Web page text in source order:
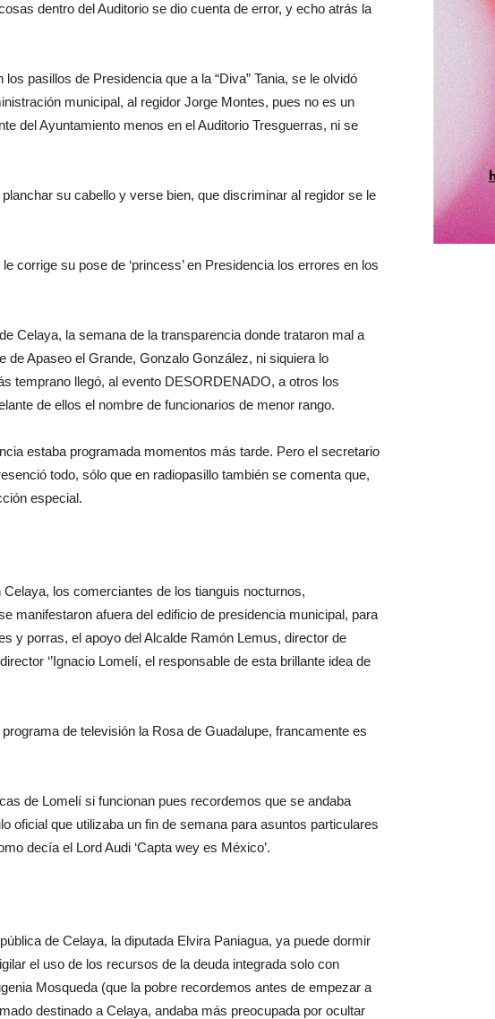
dentro del Auditorio se dio cuenta de error, y echo atrás la
pasillos de Presidencia que a la “Diva” Tania, se le olvidó
municipal, al regidor Jorge Montes, pues no es un
del Ayuntamiento menos en el Auditorio Tresguerras, ni se
su cabello y verse bien, que discriminar al regidor se le
corrige su pose de ‘princess’ en Presidencia los errores en los
Celaya, la semana de la transparencia donde trataron mal a
de Apaseo el Grande, Gonzalo González, ni siquiera lo
temprano llegó, al evento DESORDENADO, a otros los
de ellos el nombre de funcionarios de menor rango.
estaba programada momentos más tarde. Pero el secretario
todo, sólo que en radiopasillo también se comenta que,
especial.
los comerciantes de los tianguis nocturnos,
manifestaron afuera del edificio de presidencia municipal, para
y porras, el apoyo del Alcalde Ramón Lemus, director de
‘’Ignacio Lomelí, el responsable de esta brillante idea de
de televisión la Rosa de Guadalupe, francamente es
de Lomelí si funcionan pues recordemos que se andaba
oficial que utilizaba un fin de semana para asuntos particulares
decía el Lord Audi ‘Capta wey es México’.
de Celaya, la diputada Elvira Paniagua, ya puede dormir
el uso de los recursos de la deuda integrada solo con
Mosqueda (que la pobre recordemos antes de empezar a
destinado a Celaya, andaba más preocupada por ocultar